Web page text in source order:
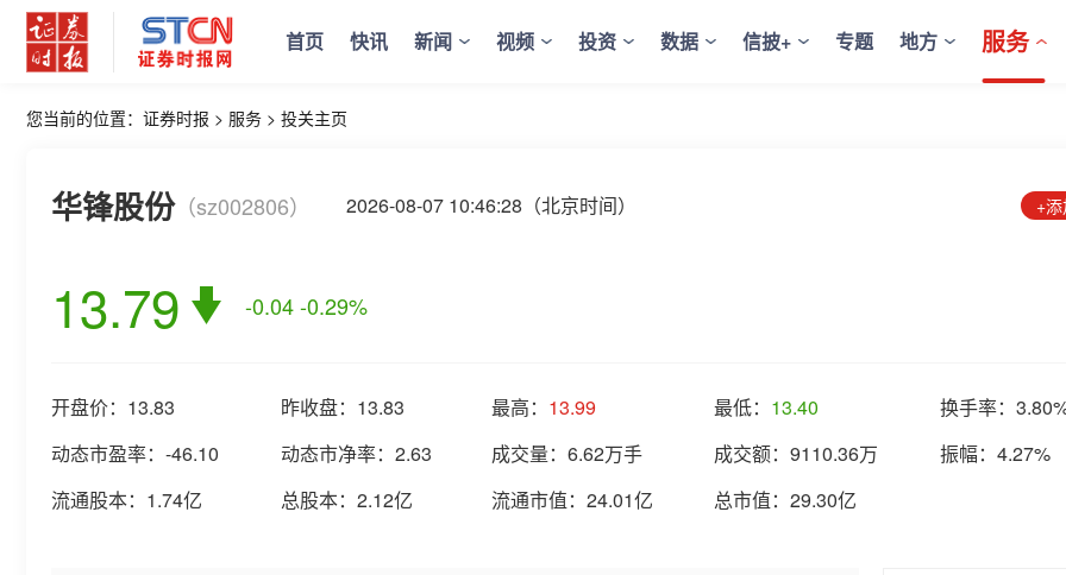
首页 快讯 新闻 视频 投资 数据 信披+ 专题 地方 服务
您当前的位置： 证券时报 > 服务 > 投关主页
华锋股份（sz002806） 2026-08-07 10:46:28（北京时间） +
13.79 -0.04-0.29%
开盘价： 13.83 昨收盘： 13.83 最高： 13.99 最低： 13.40 换手率：
动态市盈率： -46.10 动态市净率： 2.63 成交量： 6.62万手 成交额： 9110.36万 振幅： 4.27%
流通股本： 1.74亿 总股本： 2.12亿 流通市值： 24.01亿 总市值： 29.30亿